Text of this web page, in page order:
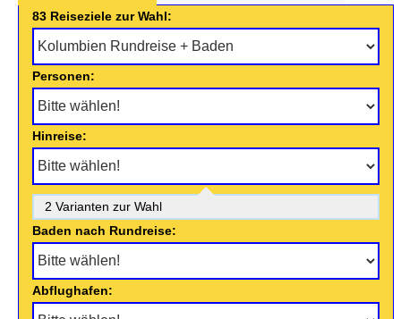
83 Reiseziele zur Wahl:
Personen:
Hinreise:
2 Varianten zur Wahl
Baden nach Rundreise:
Abflughafen: